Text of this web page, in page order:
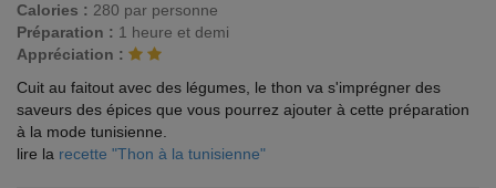
Calories : 280 par personne
Préparation : 1 heure et demi
Appréciation :
Cuit au faitout avec des légumes, le thon va s'imprégner des
saveurs des épices que vous pourrez ajouter à cette préparation
à la mode tunisienne.
lire la recette "Thon à la tunisienne"